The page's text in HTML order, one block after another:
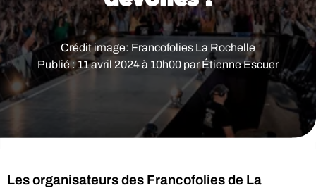
Publié : 11 avril 2024 à 10h00 par Étienne Escuer
Crédit image: Francofolies La Rochelle
Les organisateurs des Francofolies de La